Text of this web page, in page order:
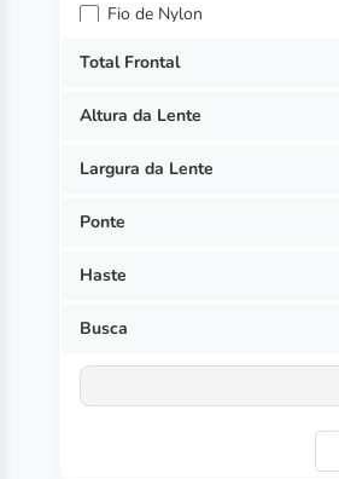
Fio de Nylon
Mola 360º na Haste
Óculos de Proteção
Total Frontal
Altura da Lente
Largura da Lente
Ponte
Haste
Busca